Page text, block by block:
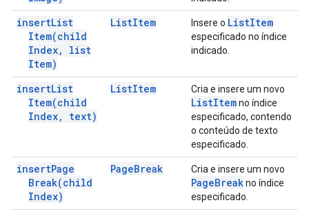
insertList
Item(child
Index,
list
Item)
ListItem Insere o ListItem
especificado no índice
indicado.
insertList
Item(child
Index, text)
ListItem Cria e insere um novo
ListItemno índice
especificado, contendo
o conteúdo de texto
especificado.
insertPage
Break(child
Index)
PageBreak Cria e insere um novo
PageBreakno índice
especificado.